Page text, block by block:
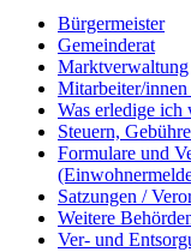
Bürgermeister
Gemeinderat
Marktverwaltung
Mitarbeiter/innen
Was erledige ich
Steuern,
Formulare und
Satzungen /
Weitere
Ver- und